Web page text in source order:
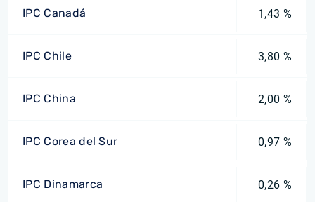
IPC Canadá 1,43 %
IPC Chile 3,80 %
IPC China 2,00 %
IPC Corea del Sur 0,97 %
IPC Dinamarca 0,26 %